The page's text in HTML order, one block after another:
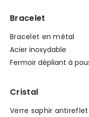
Bracelet
Bracelet en métal
Acier inoxydable
Fermoir dépliant à
Cristal
Verre saphir antireflet